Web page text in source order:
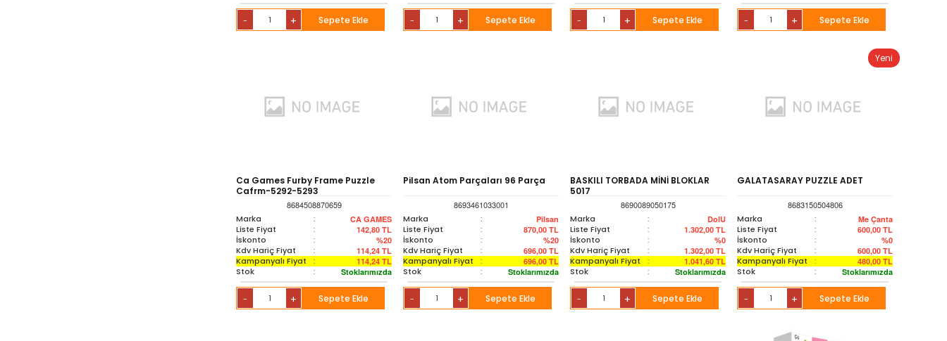
- + Sepete Ekle - + Sepete Ekle - + Sepete Ekle - + Sepete Ekle
Ca Games Furby Frame Puzzle
Cafrm-5292-5293
8684508870659
Marka
: CA GAMES
Liste Fiyat : 142,80 TL
İskonto : %20
Kdv Hariç Fiyat : 114,24 TL
Kampanyalı Fiyat : 114,24 TL
Stok : Stoklarımızda
- + Sepete Ekle
Pilsan Atom Parçaları 96 Parça
8693461033001
Marka
: Pilsan
Liste Fiyat : 870,00 TL
İskonto : %20
Kdv Hariç Fiyat : 696,00 TL
Kampanyalı Fiyat : 696,00 TL
Stok : Stoklarımızda
- + Sepete Ekle
BASKILI TORBADA MİNİ BLOKLAR
5017
8690089050175
Marka
: DolU
Liste Fiyat : 1.302,00 TL
İskonto : %0
Kdv Hariç Fiyat : 1.302,00 TL
Kampanyalı Fiyat : 1.041,60 TL
Stok : Stoklarımızda
- + Sepete Ekle
Yeni
GALATASARAY PUZZLE ADET
8683150504806
Marka
: Me Çanta
Liste Fiyat : 600,00 TL
İskonto : %0
Kdv Hariç Fiyat : 600,00 TL
Kampanyalı Fiyat : 480,00 TL
Stok : Stoklarımızda
- + Sepete Ekle